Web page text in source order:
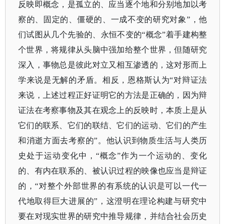
反映即概念，是孤立的、应当逐个地和分别地加以考
察的、固定的、僵硬的、一成不变的研究对象”，他
们试图从几个先验的、永恒不变的“概念”着手建构整
个世界，将规律从头脑中强加给整个世界，但随研究
深入，事物总是彼此对立又相互渗透的，这对形而上
学来说是无解的矛盾。相反，恩格斯认为“对辩证法
来说，上述过程正好证明它的方法是正确的，因为辩
证法在考察事物及其在观念上的反映时，本质上是从
它们的联系、它们的联结、它们的运动、它们的产生
和消逝方面去考察的”。他认识到物质生活与人类历
史处于运动变化中，“概念”作为一个运动的、变化
的、有内在联系的、被认识过程的映像也应当是辩证
的，“对整个外部世界的有系统的认识是可以一代一
代地取得巨大进展的”，这澄明在理论构建与研究中
要在对现实世界的研究中推导规律，并结合社会历史